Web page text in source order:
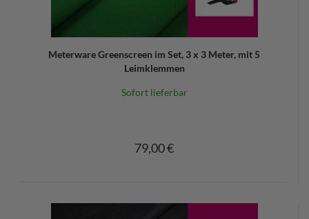
Meterware Greenscreen im Set, 3 x 3 Meter, mit 5
Leimklemmen
Sofort lieferbar
79,00 €